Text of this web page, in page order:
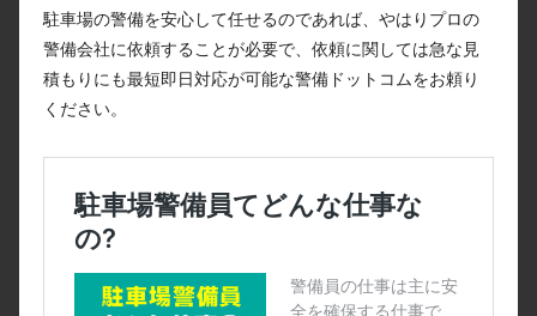
駐車場の警備を安心して任せるのであれば、やはりプロの
警備会社に依頼することが必要で、依頼に関しては急な見
積もりにも最短即日対応が可能な警備ドットコムをお頼り
ください。